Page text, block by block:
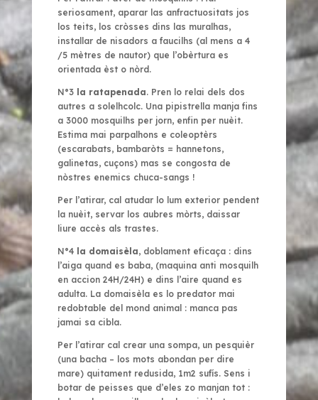
seriosament, aparar las anfractuositats jos
los teits, los cròsses dins las muralhas,
installar de nisadors a faucilhs (al mens a 4
/5 mètres de nautor) que l’obèrtura es
orientada èst o nòrd.
N°3 la ratapenada. Pren lo relai dels dos
autres a solelhcolc. Una pipistrella manja fins
a 3000 mosquilhs per jorn, enfin per nuèit.
Estima mai parpalhons e coleoptèrs
(escarabats, bambaròts = hannetons,
galinetas, cuçons) mas se congosta de
nòstres enemics chuca-sangs !
Per l’atirar, cal atudar lo lum exterior pendent
la nuèit, servar los aubres mòrts, daissar
liure accès als trastes.
N°4 la domaisèla, doblament eficaça : dins
l’aiga quand es baba, (maquina anti mosquilh
en accion 24H/24H) e dins l’aire quand es
adulta. La domaisèla es lo predator mai
redobtable del mond animal : manca pas
jamai sa cibla.
Per l’atirar cal crear una sompa, un pesquièr
(una bacha – los mots abondan per dire
mare) quitament redusida, 1m2 sufís. Sens i
botar de peisses que d’eles zo manjan tot :